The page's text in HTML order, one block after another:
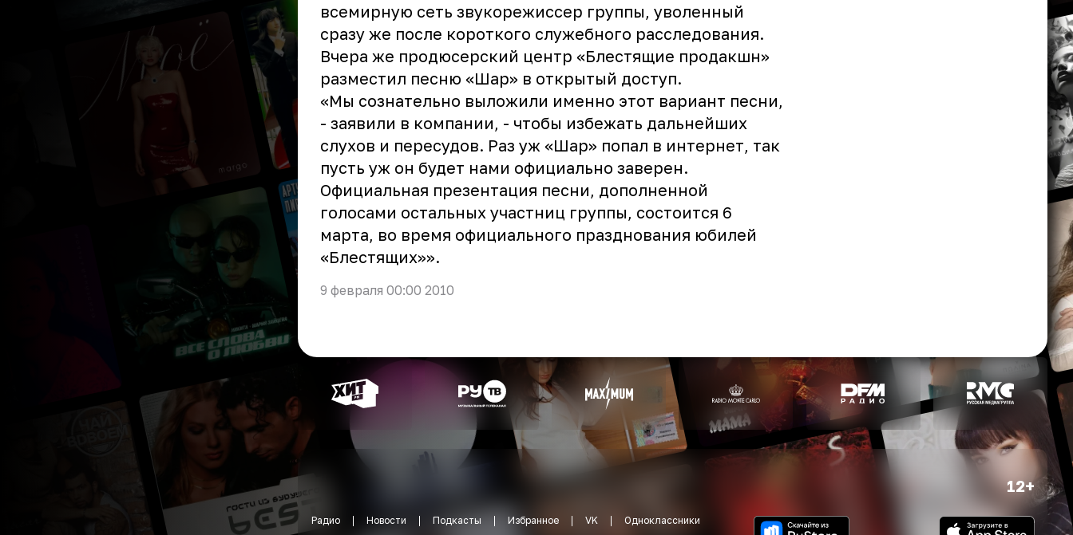
всемирную сеть звукорежиссер группы, уволенный
сразу же после короткого служебного расследования.
Вчера же продюсерский центр «Блестящие продакшн»
разместил песню «Шар» в открытый доступ.
«Мы сознательно выложили именно этот вариант песни,
- заявили в компании, - чтобы избежать дальнейших
слухов и пересудов. Раз уж «Шар» попал в интернет, так
пусть уж он будет нами официально заверен.
Официальная презентация песни, дополненной
голосами остальных участниц группы, состоится 6
марта, во время официального празднования юбилей
«Блестящих»».
9 февраля 00:00 2010
12+
Радио Новости Подкасты Избранное VK Одноклассники